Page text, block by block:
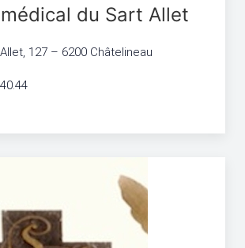
du Sart Allet
127 – 6200 Châtelineau